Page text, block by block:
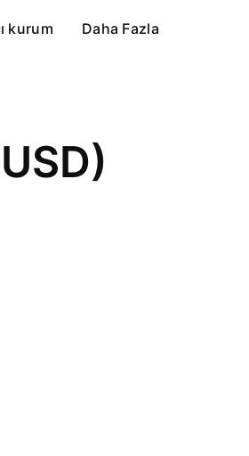
kurum Daha Fazla